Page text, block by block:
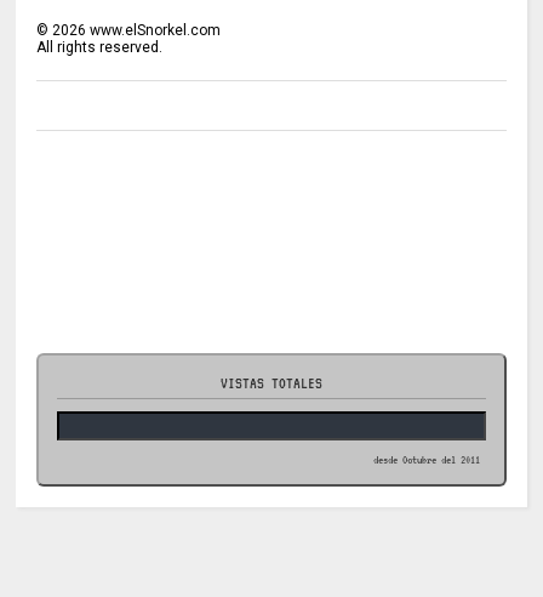
© 2026 www.elSnorkel.com
All rights reserved.
VISTAS TOTALES
desde Octubre del 2011